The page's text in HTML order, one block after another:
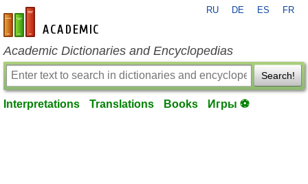
en-academic.com
RU DE ES FR
Academic Dictionaries and Encyclopedias
Search!
Interpretations Translations Books Игры ⚽